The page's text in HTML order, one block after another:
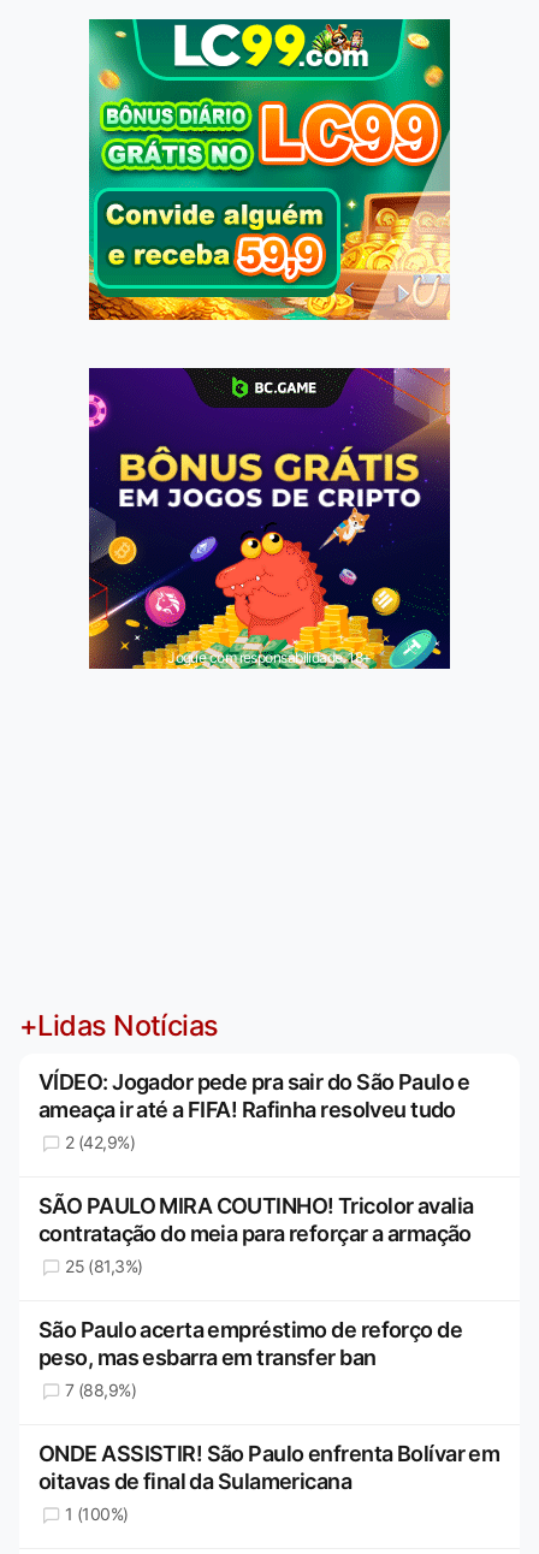
Jogue com responsabilidade. 18+
+Lidas Notícias
VÍDEO: Jogador pede pra sair do São Paulo e
ameaça ir até a FIFA! Rafinha resolveu tudo
2 (42,9%)
SÃO PAULO MIRA COUTINHO! Tricolor avalia
contratação do meia para reforçar a armação
25 (81,3%)
São Paulo acerta empréstimo de reforço de
peso, mas esbarra em transfer ban
7 (88,9%)
ONDE ASSISTIR! São Paulo enfrenta Bolívar em
oitavas de final da Sulamericana
1 (100%)